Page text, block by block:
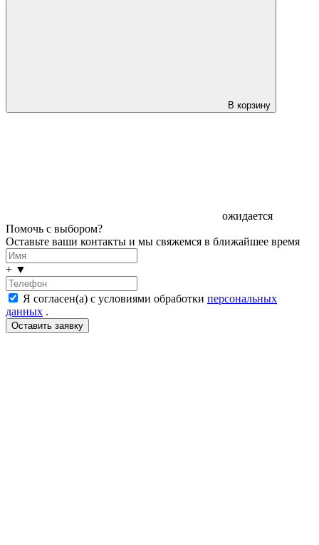
В корзину
ожидается
Помочь с выбором?
Оставьте ваши контакты и мы свяжемся в ближайшее время
+ ▼
Я согласен(а) с условиями обработки персональных
данных .